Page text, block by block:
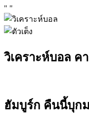
" "
วิเคราะห์บอล ค
ฮัมบูร์ก คืนนี้บุก